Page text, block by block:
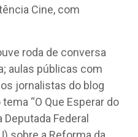
Cine, com
roda de conversa
aulas públicas com
jornalistas do blog
“O Que Esperar do
Federal